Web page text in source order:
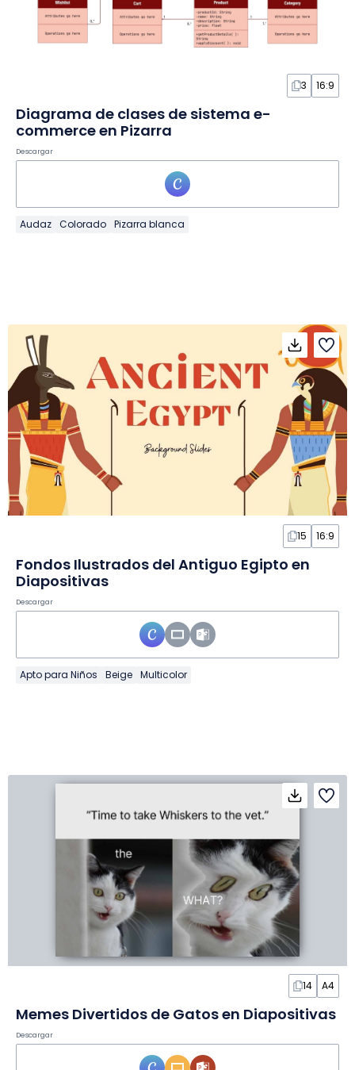
3 16:9
Diagrama de clases de sistema e-
commerce en Pizarra
Descargar
Audaz Colorado Pizarra blanca
15 16:9
Fondos Ilustrados del Antiguo Egipto en
Diapositivas
Descargar
Apto para Niños Beige Multicolor
14 A4
Memes Divertidos de Gatos en Diapositivas
Descargar